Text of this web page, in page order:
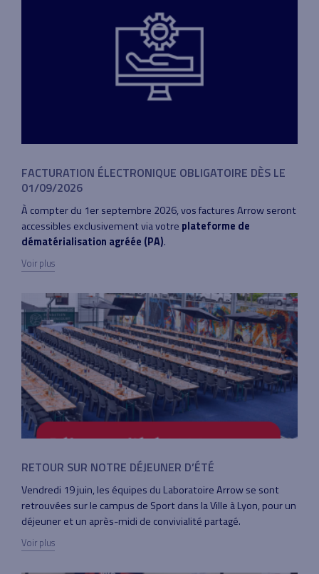
FACTURATION ÉLECTRONIQUE OBLIGATOIRE DÈS LE
01/09/2026
À compter du 1er septembre 2026, vos factures Arrow seront
accessibles exclusivement via votre plateforme de
dématérialisation agréée (PA).
Voir plus
RETOUR SUR NOTRE DÉJEUNER D’ÉTÉ
Vendredi 19 juin, les équipes du Laboratoire Arrow se sont
retrouvées sur le campus de Sport dans la Ville à Lyon, pour un
déjeuner et un après-midi de convivialité partagé.
Voir plus